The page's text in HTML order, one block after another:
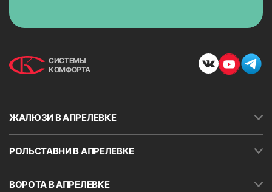
8. Опустить ткань до нижнего уровня и закрепить
СИСТЕМЫ
КОМФОРТА
ЖАЛЮЗИ В АПРЕЛЕВКЕ
РОЛЬСТАВНИ В АПРЕЛЕВКЕ
ВОРОТА В АПРЕЛЕВКЕ